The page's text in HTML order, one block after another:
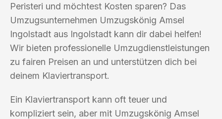
Peristeri und möchtest Kosten sparen? Das
Umzugsunternehmen Umzugskönig Amsel
Ingolstadt aus Ingolstadt kann dir dabei helfen!
Wir bieten professionelle Umzugdienstleistungen
zu fairen Preisen an und unterstützen dich bei
deinem Klaviertransport.
Ein Klaviertransport kann oft teuer und
kompliziert sein, aber mit Umzugskönig Amsel